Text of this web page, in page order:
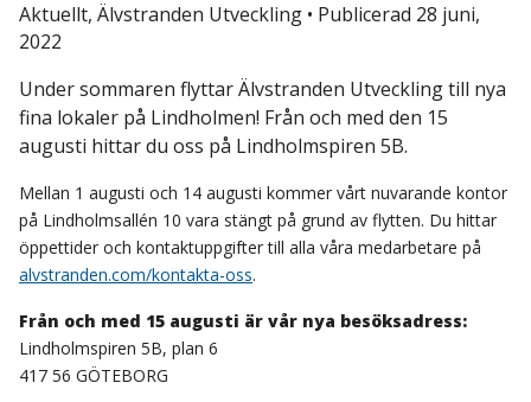
Aktuellt, Älvstranden Utveckling • Publicerad 28 juni,
2022
Under sommaren flyttar Älvstranden Utveckling till nya
fina lokaler på Lindholmen! Från och med den 15
augusti hittar du oss på Lindholmspiren 5B.
Mellan 1 augusti och 14 augusti kommer vårt nuvarande kontor
på Lindholmsallén 10 vara stängt på grund av flytten. Du hittar
öppettider och kontaktuppgifter till alla våra medarbetare på
alvstranden.com/kontakta-oss.
Från och med 15 augusti är vår nya besöksadress:
Lindholmspiren 5B, plan 6
417 56 GÖTEBORG